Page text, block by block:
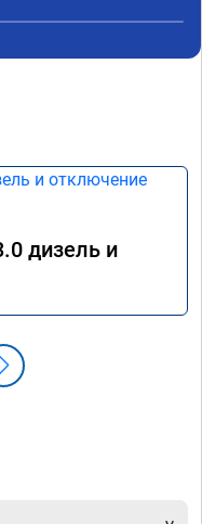
дизель и